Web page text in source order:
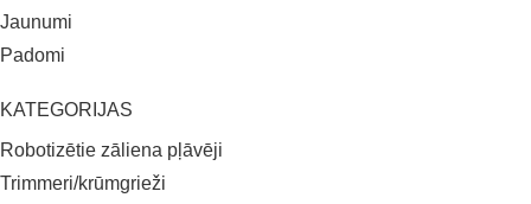
KATEGORIJAS
Robotizētie zāliena pļāvēji
Trimmeri/krūmgrieži
Jaunumi
Padomi